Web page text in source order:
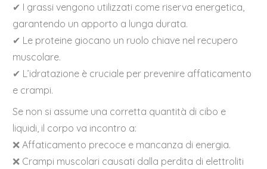
✔ I grassi vengono utilizzati come riserva energetica,
garantendo un apporto a lunga durata.
✔ Le proteine giocano un ruolo chiave nel recupero
muscolare.
✔ L’idratazione è cruciale per prevenire affaticamento
e crampi.
Se non si assume una corretta quantità di cibo e
liquidi, il corpo va incontro a:
❌ Affaticamento precoce e mancanza di energia.
❌ Crampi muscolari causati dalla perdita di elettroliti